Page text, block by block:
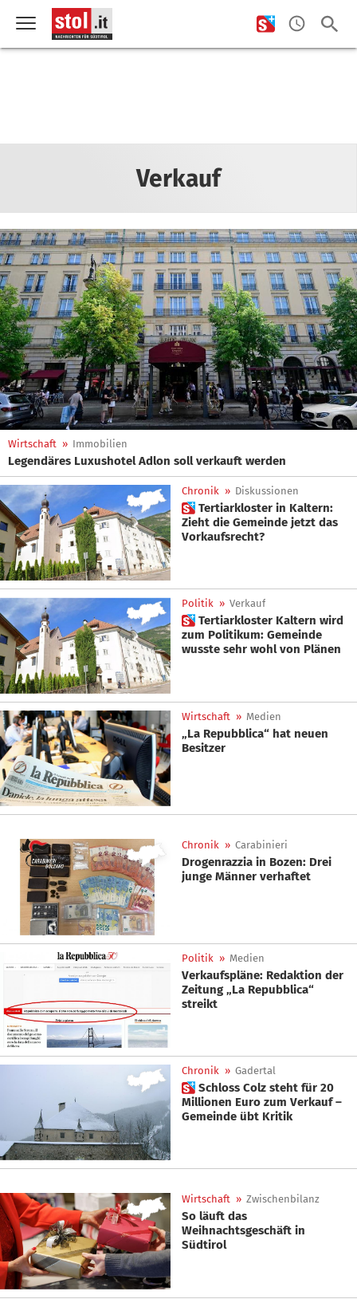
Verkauf
Wirtschaft » Immobilien
Legendäres Luxushotel Adlon soll verkauft werden
Chronik » Diskussionen
 Tertiarkloster in Kaltern:
Zieht die Gemeinde jetzt das
Vorkaufsrecht?
Politik » Verkauf
 Tertiarkloster Kaltern wird
zum Politikum: Gemeinde
wusste sehr wohl von Plänen
Wirtschaft » Medien
„La Repubblica“ hat neuen
Besitzer
Chronik » Carabinieri
Drogenrazzia in Bozen: Drei
junge Männer verhaftet
Politik » Medien
Verkaufspläne: Redaktion der
Zeitung „La Repubblica“
streikt
Chronik » Gadertal
 Schloss Colz steht für 20
Millionen Euro zum Verkauf –
Gemeinde übt Kritik
Wirtschaft » Zwischenbilanz
So läuft das
Weihnachtsgeschäft in
Südtirol